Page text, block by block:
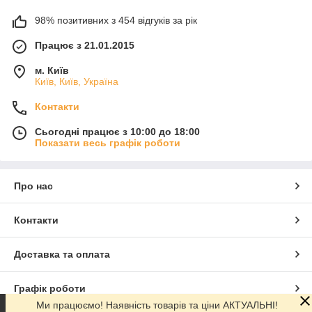
98% позитивних з 454 відгуків за рік
Працює з 21.01.2015
м. Київ
Київ, Київ, Україна
Контакти
Сьогодні працює з 10:00 до 18:00
Показати весь графік роботи
Про нас
Контакти
Доставка та оплата
Графік роботи
Ми працюємо! Наявність товарів та ціни АКТУАЛЬНІ!